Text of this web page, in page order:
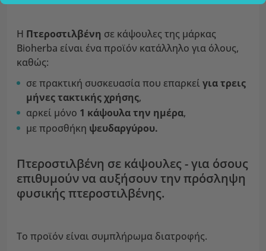
Η Πτεροστιλβένη σε κάψουλες της μάρκας
Bioherba είναι ένα προϊόν κατάλληλο για όλους,
καθώς:
σε πρακτική συσκευασία που επαρκείγια τρεις
μήνες τακτικής χρήσης,
αρκεί μόνο 1 κάψουλα την ημέρα,
με προσθήκη ψευδαργύρου.
Πτεροστιλβένη σε κάψουλες - για όσους
επιθυμούν να αυξήσουν την πρόσληψη
φυσικής πτεροστιλβένης.
Το προϊόν είναι συμπλήρωμα διατροφής.